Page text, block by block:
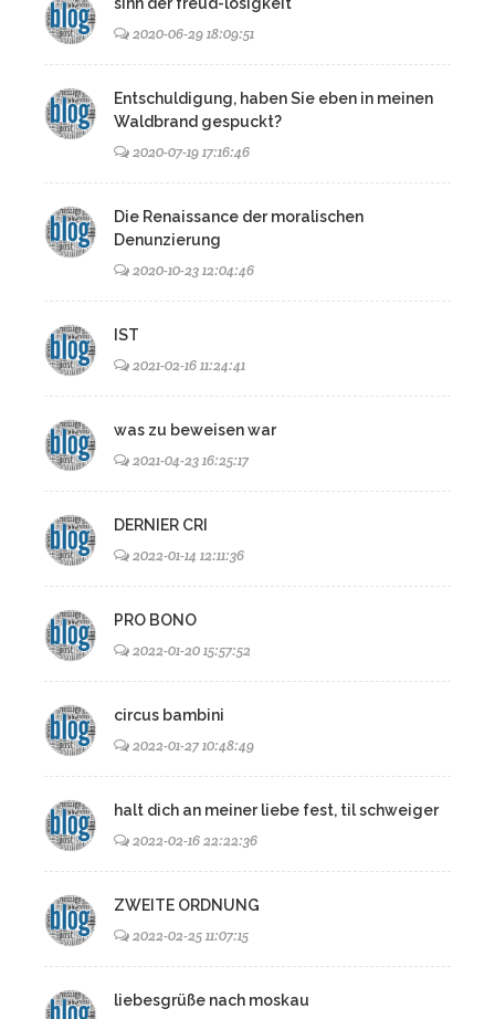
2020-06-29 18:09:51
Entschuldigung, haben Sie eben in meinen
Waldbrand gespuckt?
2020-07-19 17:16:46
Die Renaissance der moralischen
Denunzierung
2020-10-23 12:04:46
IST
2021-02-16 11:24:41
was zu beweisen war
2021-04-23 16:25:17
DERNIER CRI
2022-01-14 12:11:36
PRO BONO
2022-01-20 15:57:52
circus bambini
2022-01-27 10:48:49
halt dich an meiner liebe fest, til schweiger
2022-02-16 22:22:36
ZWEITE ORDNUNG
2022-02-25 11:07:15
liebesgrüße nach moskau